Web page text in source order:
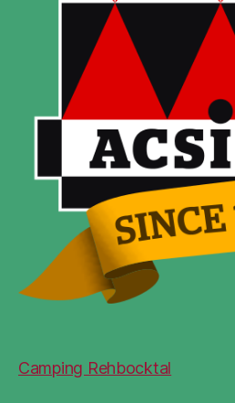
Camping Rehbocktal